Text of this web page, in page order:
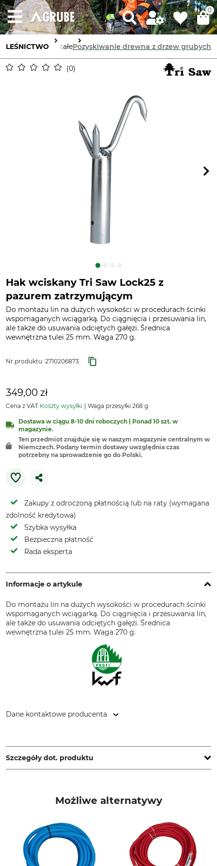
0
LEŚNICTWOPozostałePozyskiwanie drewna z drzew grubych
0
Hak wciskany Tri Saw Lock25 z
pazurem zatrzymującym
Do montażu lin na dużych wysokości w procedurach ścinki
wspomaganych wciągarką. Do ciągnięcia i przesuwania lin,
ale także do usuwania odciętych gałęzi. Średnica
wewnętrzna tulei 25 mm. Waga 270 g.
Nr produktu: 2710206873
349,00 zł
Cena z VAT Koszty wysyłki Waga przesyłki 268 g
Dostawa w ciągu 8-10 dni roboczych | Ponad 10 szt. w
magazynie.
Ten przedmiot znajduje się w naszym magazynie centralnym w
Niemczech. Podany termin dostawy uwzględnia czas
potrzebny na sprowadzenie go do Polski.
Zakupy z odroczoną płatnością lub na raty (wymagana
zdolność kredytowa)
Szybka wysyłka
Bezpieczna płatność
Rada eksperta
Informacje o artykule
Do montażu lin na dużych wysokości w procedurach ścinki
wspomaganych wciągarką. Do ciągnięcia i przesuwania lin,
ale także do usuwania odciętych gałęzi. Średnica
wewnętrzna tulei 25 mm. Waga 270 g.
Dane kontaktowe producenta
www.grube.de
Szczegóły dot. produktu
Made in Germany
Możliwe alternatywy